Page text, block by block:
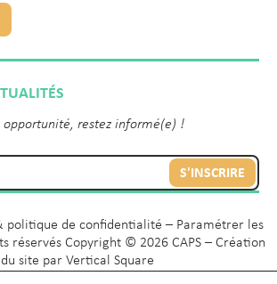
opportunité, restez informé(e) !
S'INSCRIRE
politique de confidentialité – Paramétrer les
réservés Copyright © 2026 CAPS – Création
du site par Vertical Square